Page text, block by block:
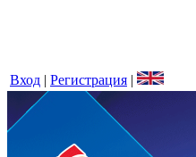
Вход | Регистрация |